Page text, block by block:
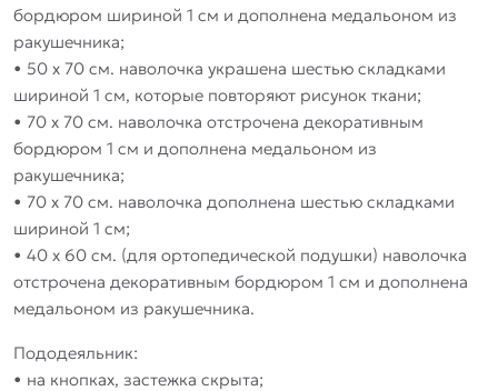
бордюром шириной 1 см и дополнена медальоном из
ракушечника;
• 50 х 70 см. наволочка украшена шестью складками
шириной 1 см, которые повторяют рисунок ткани;
• 70 х 70 см. наволочка отстрочена декоративным
бордюром 1 см и дополнена медальоном из
ракушечника;
• 70 х 70 см. наволочка дополнена шестью складками
шириной 1 см;
• 40 х 60 см. (для ортопедической подушки) наволочка
отстрочена декоративным бордюром 1 см и дополнена
медальоном из ракушечника.
Пододеяльник:
• на кнопках, застежка скрыта;